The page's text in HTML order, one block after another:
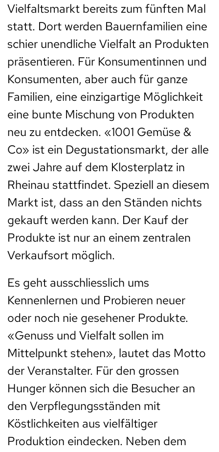
Vielfaltsmarkt bereits zum fünften Mal
statt. Dort werden Bauernfamilien eine
schier unendliche Vielfalt an Produkten
präsentieren. Für Konsumentinnen und
Konsumenten, aber auch für ganze
Familien, eine einzigartige Möglichkeit
eine bunte Mischung von Produkten
neu zu entdecken. «1001 Gemüse &
Co» ist ein Degustationsmarkt, der alle
zwei Jahre auf dem Klosterplatz in
Rheinau stattfindet. Speziell an diesem
Markt ist, dass an den Ständen nichts
gekauft werden kann. Der Kauf der
Produkte ist nur an einem zentralen
Verkaufsort möglich.
Es geht ausschliesslich ums
Kennenlernen und Probieren neuer
oder noch nie gesehener Produkte.
«Genuss und Vielfalt sollen im
Mittelpunkt stehen», lautet das Motto
der Veranstalter. Für den grossen
Hunger können sich die Besucher an
den Verpflegungsständen mit
Köstlichkeiten aus vielfältiger
Produktion eindecken. Neben dem